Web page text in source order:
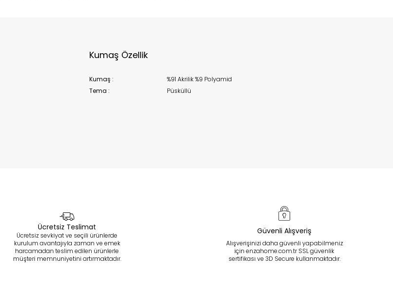
Kumaş Özellik
Kumaş :
%91 Akrilik %9 Polyamid
Tema :
Püsküllü
Ücretsiz Teslimat
Ücretsiz sevkiyat ve seçili ürünlerde
kurulum avantajıyla zaman ve emek
harcamadan teslim edilen ürünlerle
müşteri memnuniyetini artırmaktadır.
Güvenli Alışveriş
Alışverişinizi daha güvenli yapabilmeniz
için enzahome.com.tr SSL güvenlik
sertifikası ve 3D Secure kullanmaktadır.